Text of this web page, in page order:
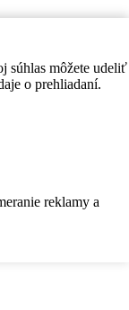
súhlas môžete udeliť
o prehliadaní.
reklamy a